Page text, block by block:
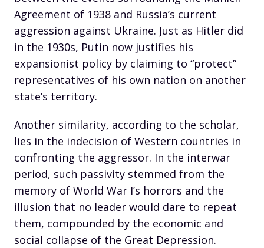
Agreement of 1938 and Russia’s current
aggression against Ukraine. Just as Hitler did
in the 1930s, Putin now justifies his
expansionist policy by claiming to “protect”
representatives of his own nation on another
state’s territory.
Another similarity, according to the scholar,
lies in the indecision of Western countries in
confronting the aggressor. In the interwar
period, such passivity stemmed from the
memory of World War I’s horrors and the
illusion that no leader would dare to repeat
them, compounded by the economic and
social collapse of the Great Depression.